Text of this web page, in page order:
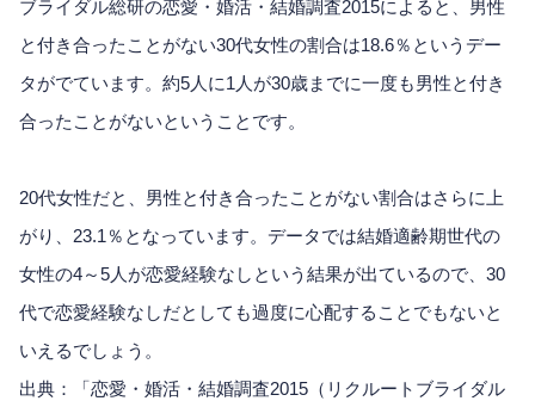
ブライダル総研の恋愛・婚活・結婚調査2015によると、男性
と付き合ったことがない30代女性の割合は18.6％というデー
タがでています。約5人に1人が30歳までに一度も男性と付き
合ったことがないということです。
20代女性だと、男性と付き合ったことがない割合はさらに上
がり、23.1％となっています。データでは結婚適齢期世代の
女性の4～5人が恋愛経験なしという結果が出ているので、30
代で恋愛経験なしだとしても過度に心配することでもないと
いえるでしょう。
出典：「恋愛・婚活・結婚調査2015（リクルートブライダル